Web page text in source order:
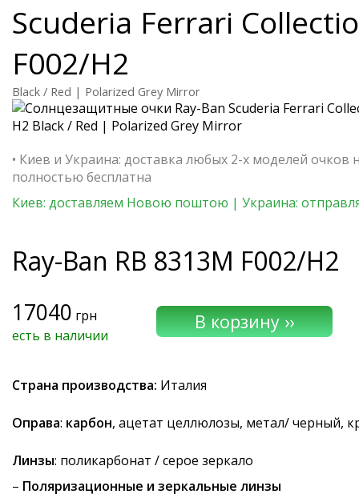
Scuderia Ferrari
F002/H2
Black / Red | Polarized Grey Mirror
• Киев и Украина: доставка любых 2-х моделей очков
полностью бесплатна
Киев: доставляем Новою поштою | Украина:
Ray-Ban RB 8313M F002/H2
17040 грн
есть в наличии
Страна производства: Италия
Оправа: карбон, ацетат целлюлозы, метал/ черный,
Линзы: поликарбонат / серое зеркало
– Поляризационные и зеркальные линзы